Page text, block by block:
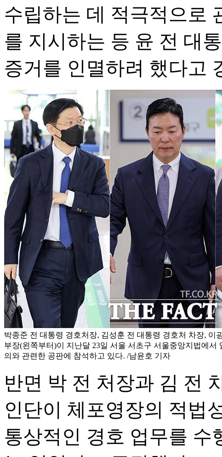
수립하는 데 적극적으로
를 지시하는 등 윤 전 대
증거를 인멸하려 했다고
박종준 전 대통령 경호처장, 김성훈 전 대통령 경호처 차장, 이
부장(왼쪽부터)이 지난달 23일 서울 서초구 서울중앙지법에서
의와 관련한 공판에 참석하고 있다. /남윤호 기자
반면 박 전 처장과 김 전
인단이 체포영장의 적법
통상적인 경호 업무를 수